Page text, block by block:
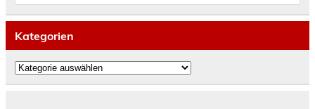
Kategorien
Kategorien